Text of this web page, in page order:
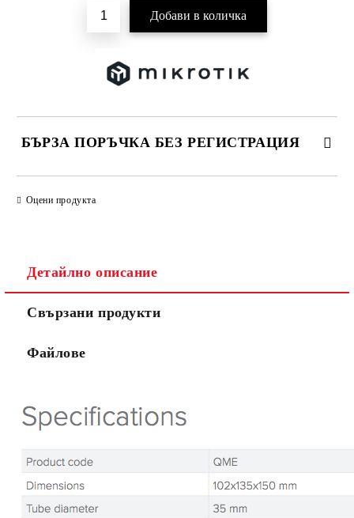
БЪРЗА ПОРЪЧКА БЕЗ РЕГИСТРАЦИЯ
Ние ще се свържем с вас в рамките на работния ден.
Оцени продукта
Детайлно описание
Свързани продукти
Файлове